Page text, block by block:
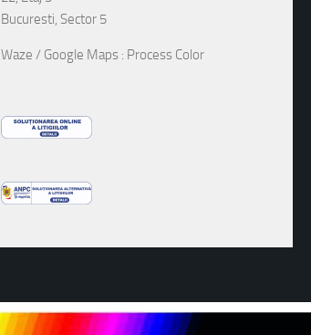
Bucuresti, Sector 5
Waze / Google Maps : Process Color